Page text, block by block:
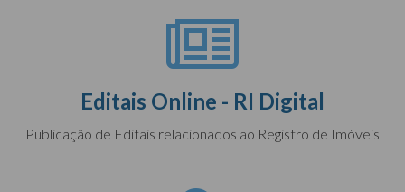
Editais Online - RI Digital
Publicação de Editais relacionados ao Registro de Imóveis